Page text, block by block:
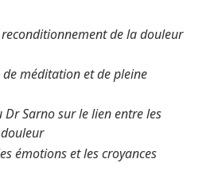
de la douleur
de méditation et de pleine
Dr Sarno sur le lien entre les
émotions et les croyances